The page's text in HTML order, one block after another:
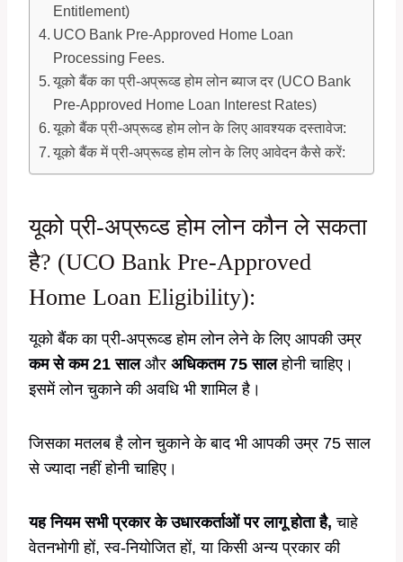
Entitlement)
UCO Bank Pre-Approved Home Loan
Processing Fees.
यूको बैंक का प्री-अप्रूव्ड होम लोन ब्याज दर (UCO Bank
Pre-Approved Home Loan Interest Rates)
यूको बैंक प्री-अप्रूव्ड होम लोन के लिए आवश्यक दस्तावेज:
यूको बैंक में प्री-अप्रूव्ड होम लोन के लिए आवेदन कैसे करें:
यूको प्री-अप्रूव्ड होम लोन कौन ले सकता
है? (UCO Bank Pre-Approved
Home Loan Eligibility):
यूको बैंक का प्री-अप्रूव्ड होम लोन लेने के लिए आपकी उम्र
कम से कम 21 सालऔर अधिकतम 75 सालहोनी चाहिए।
इसमें लोन चुकाने की अवधि भी शामिल है।
जिसका मतलब है लोन चुकाने के बाद भी आपकी उम्र 75 साल
से ज्यादा नहीं होनी चाहिए।
यह नियम सभी प्रकार के उधारकर्ताओं पर लागू होता है, चाहे
वेतनभोगी हों, स्व-नियोजित हों, या किसी अन्य प्रकार की